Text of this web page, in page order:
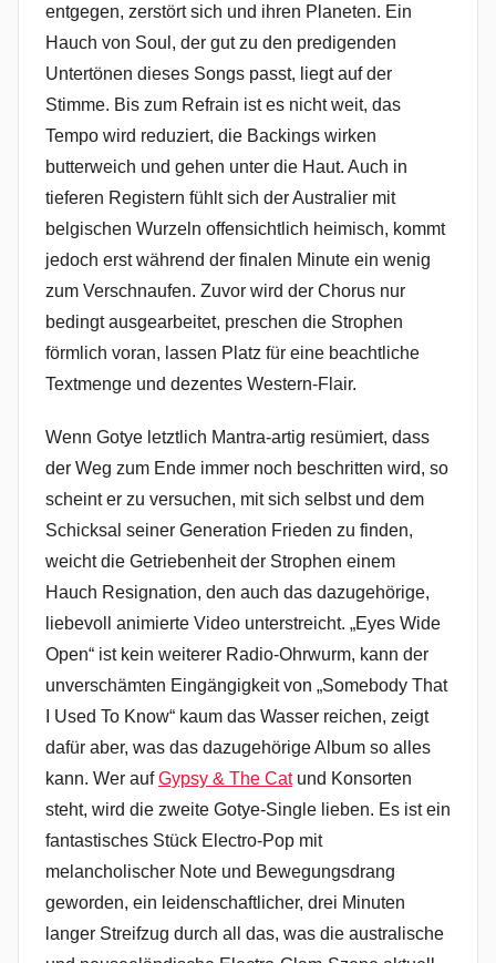
entgegen, zerstört sich und ihren Planeten. Ein
Hauch von Soul, der gut zu den predigenden
Untertönen dieses Songs passt, liegt auf der
Stimme. Bis zum Refrain ist es nicht weit, das
Tempo wird reduziert, die Backings wirken
butterweich und gehen unter die Haut. Auch in
tieferen Registern fühlt sich der Australier mit
belgischen Wurzeln offensichtlich heimisch, kommt
jedoch erst während der finalen Minute ein wenig
zum Verschnaufen. Zuvor wird der Chorus nur
bedingt ausgearbeitet, preschen die Strophen
förmlich voran, lassen Platz für eine beachtliche
Textmenge und dezentes Western-Flair.
Wenn Gotye letztlich Mantra-artig resümiert, dass
der Weg zum Ende immer noch beschritten wird, so
scheint er zu versuchen, mit sich selbst und dem
Schicksal seiner Generation Frieden zu finden,
weicht die Getriebenheit der Strophen einem
Hauch Resignation, den auch das dazugehörige,
liebevoll animierte Video unterstreicht. „Eyes Wide
Open“ ist kein weiterer Radio-Ohrwurm, kann der
unverschämten Eingängigkeit von „Somebody That
I Used To Know“ kaum das Wasser reichen, zeigt
dafür aber, was das dazugehörige Album so alles
kann. Wer aufGypsy & The Catund Konsorten
steht, wird die zweite Gotye-Single lieben. Es ist ein
fantastisches Stück Electro-Pop mit
melancholischer Note und Bewegungsdrang
geworden, ein leidenschaftlicher, drei Minuten
langer Streifzug durch all das, was die australische